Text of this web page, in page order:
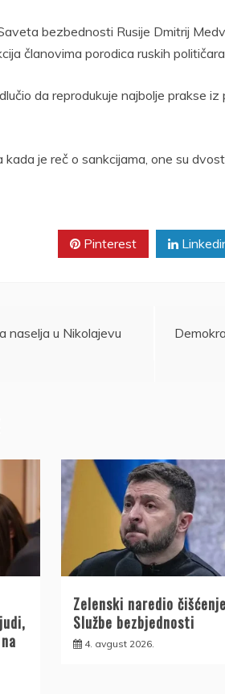
bezbednosti Rusije Dmitrij
članovima porodica ruskih političara.
da reprodukuje najbolje prakse
je reč o sankcijama, one su
Pinterest
naselja u Nikolajevu
Zelenski naredio čišćenje
Službe bezbjednosti
4. avgust 2026.